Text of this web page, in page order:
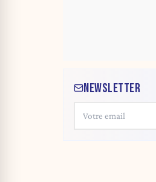
NEWSLETTER